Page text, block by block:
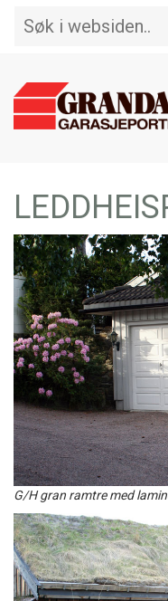
G/H gran ramtre med